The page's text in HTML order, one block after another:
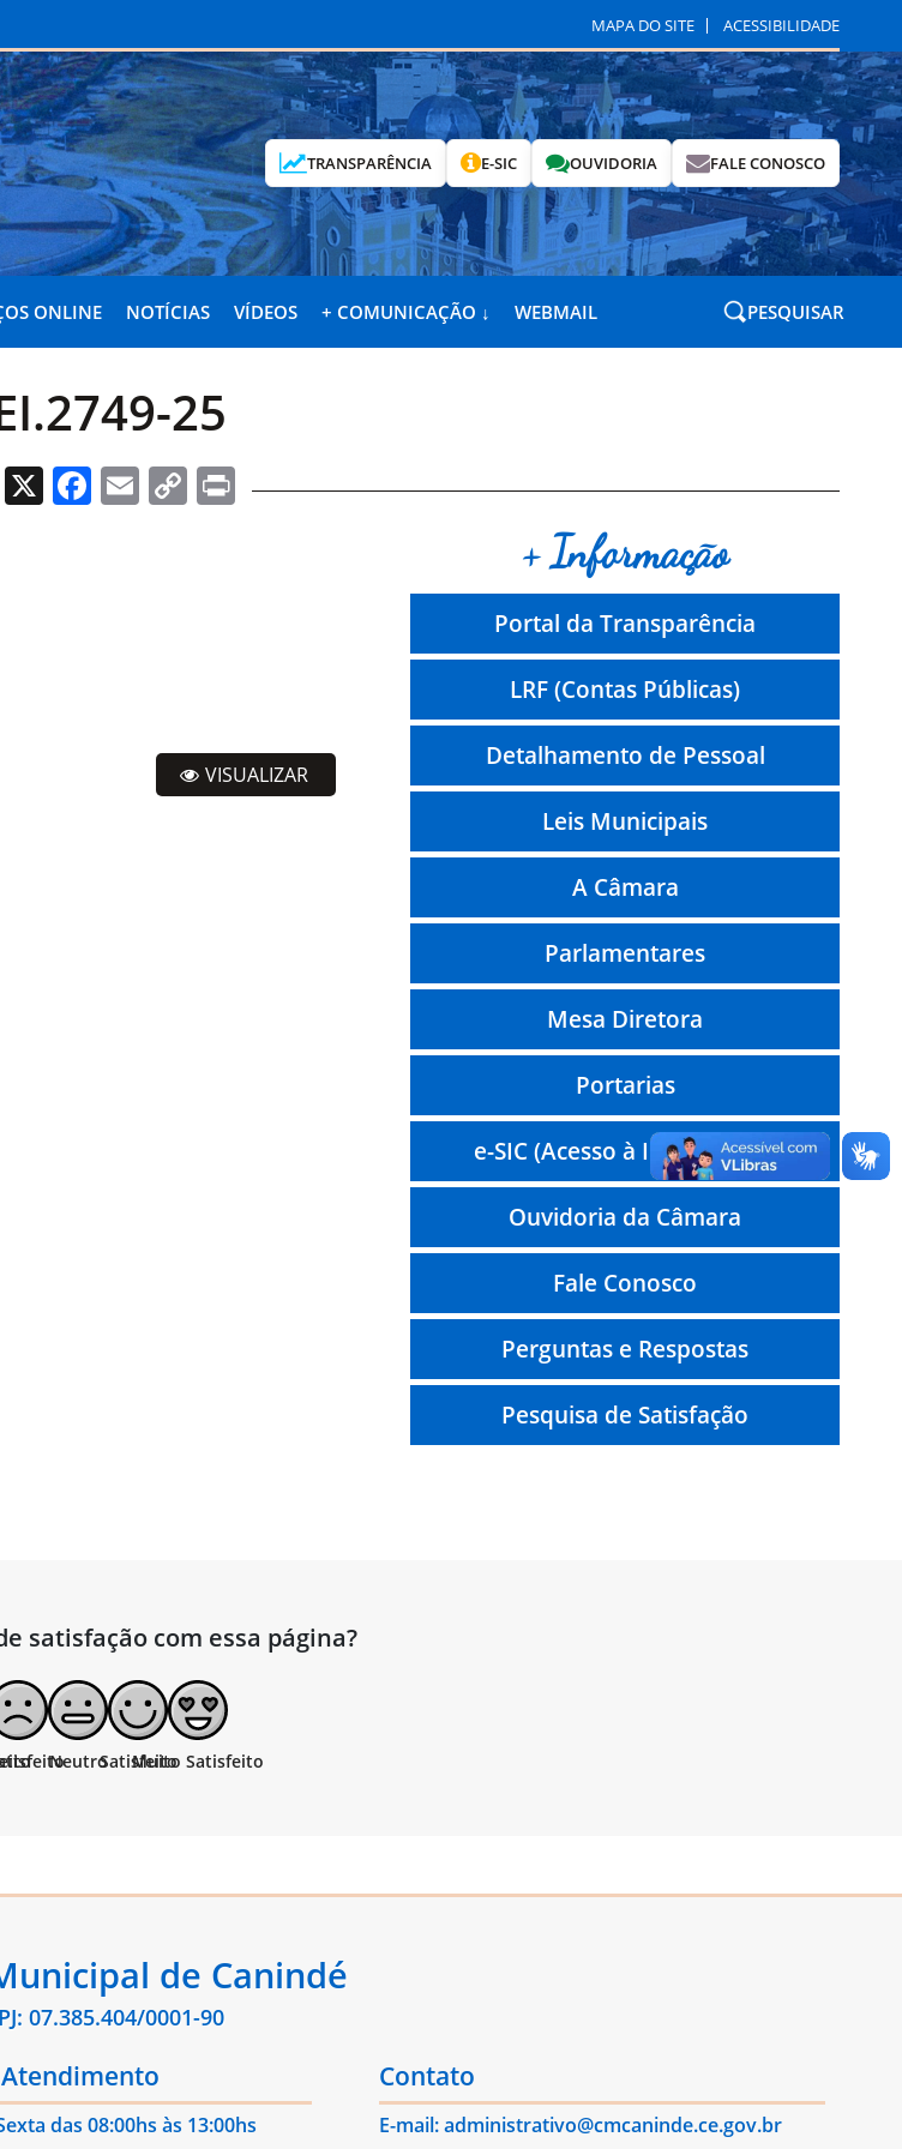
MAPA DO SITE ACESSIBILIDADE
TRANSPARÊNCIA E-SIC OUVIDORIA FALE CONOSCO
ONLINE NOTÍCIAS VÍDEOS + COMUNICAÇÃO ↓ WEBMAIL PESQUISAR
25
WhatsApp
X Facebook
EmailCopyPrint
VISUALIZAR
+ Informação
Portal da Transparência
LRF (Contas Públicas)
Detalhamento de Pessoal
Leis Municipais
A Câmara
Parlamentares
Mesa Diretora
Portarias
e-SIC (Acesso à Informação)
Ouvidoria da Câmara
Fale Conosco
Perguntas e Respostas
Pesquisa de Satisfação
satisfação com essa página?
de Canindé
07.385.404/0001-90
das 08:00hs às 13:00hs
Contato
E-mail: administrativo@cmcaninde.ce.gov.br